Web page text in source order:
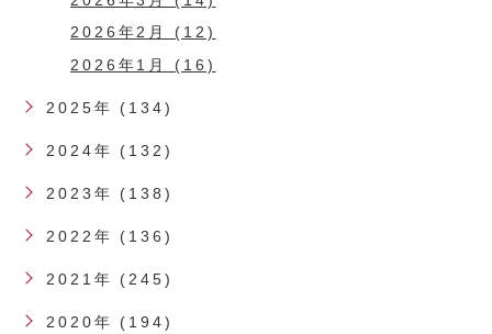
2026年2月 (12)
2026年1月 (16)
2025年 (134)
2024年 (132)
2023年 (138)
2022年 (136)
2021年 (245)
2020年 (194)